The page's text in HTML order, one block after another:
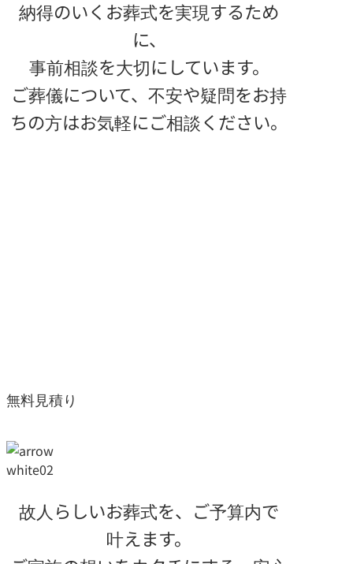
納得のいくお葬式を実現するため
に、
事前相談を大切にしています。
ご葬儀について、不安や疑問をお持
ちの方はお気軽にご相談ください。
無料見積り
故人らしいお葬式を、ご予算内で
叶えます。